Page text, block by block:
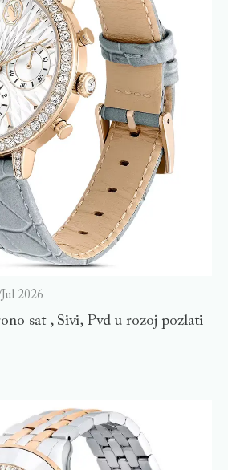
2026
sat , Sivi, Pvd u rozoj pozlati